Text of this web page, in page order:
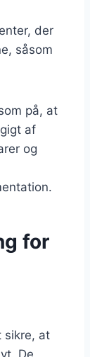
der
såsom
på, at
af
og
for
sikre, at
De